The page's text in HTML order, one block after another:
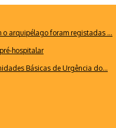
arquipélago foram registadas ...
hospitalar
Básicas de Urgência do...